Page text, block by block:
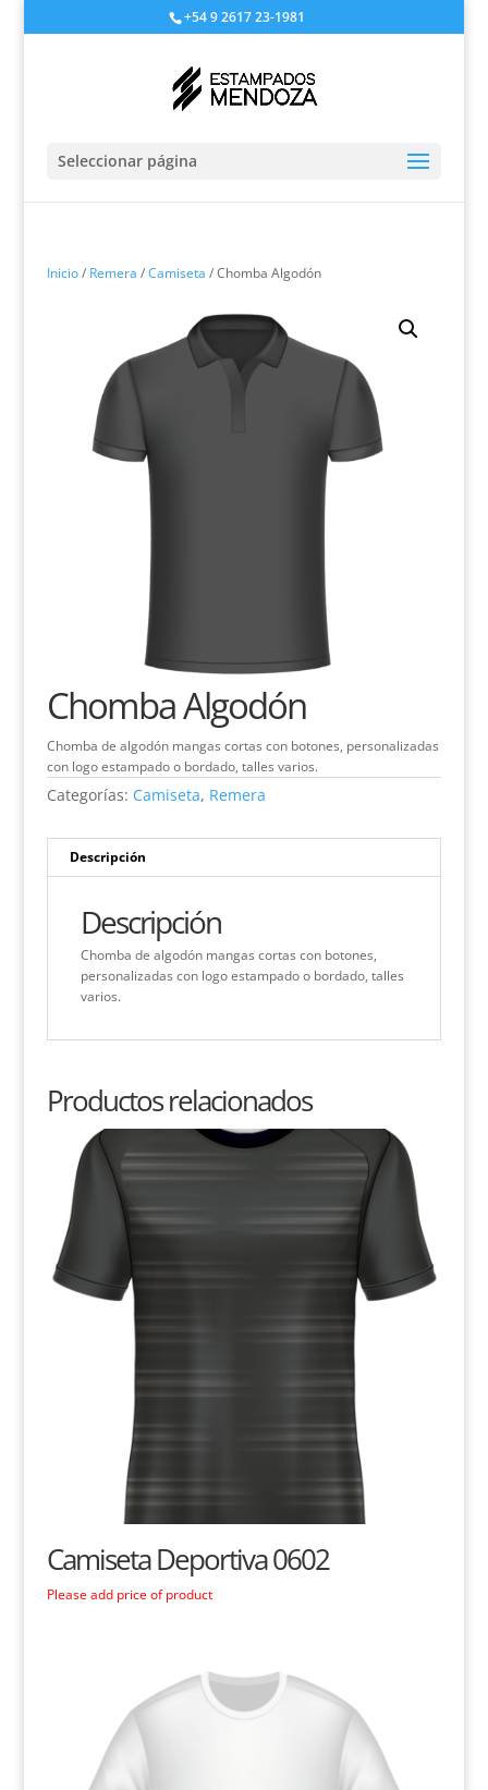
+54 9 2617 23-1981
Seleccionar página
Inicio/ Remera /Camiseta / Chomba Algodón
Chomba Algodón
Chomba de algodón mangas cortas con botones, personalizadas
con logo estampado o bordado, talles varios.
Categorías: Camiseta, Remera
Descripción
Descripción
Chomba de algodón mangas cortas con botones,
personalizadas con logo estampado o bordado, talles
varios.
Productos relacionados
Camiseta Deportiva 0602
Please add price of product